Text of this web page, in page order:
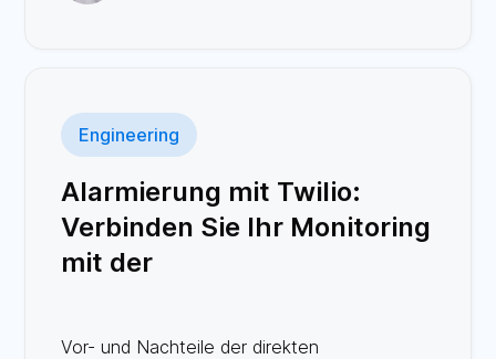
Engineering
Alarmierung mit Twilio:
Verbinden Sie Ihr Monitoring
mit der
Nr. 1
Vor- und Nachteile der direkten